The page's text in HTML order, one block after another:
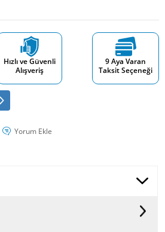
Hızlı ve Güvenli
Alışveriş
9 Aya Varan
Taksit Seçeneği
Yorum Ekle